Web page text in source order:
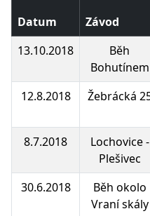
Datum Závod
13.10.2018
Běh
Bohutínem
12.8.2018 Žebrácká
8.7.2018
Lochovice -
Plešivec
30.6.2018
Běh okolo
Vraní skály